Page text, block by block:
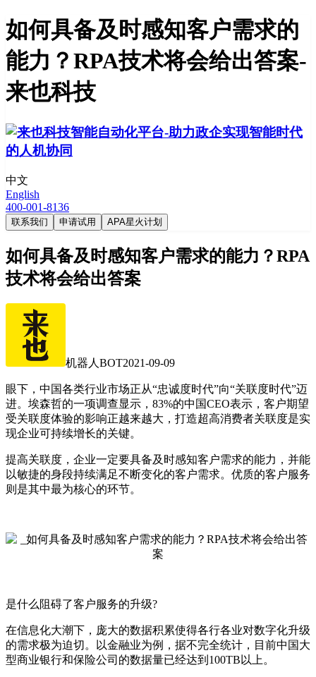
如何具备及时感知客户需求的
能力？RPA技术将会给出答案-
来也科技
中文
English
400-001-8136
联系我们 申请试用 APA星火计划
如何具备及时感知客户需求的能力？RPA
技术将会给出答案
机器人BOT2021-09-09
眼下，中国各类行业市场正从“忠诚度时代”向“关联度时代”迈
进。埃森哲的一项调查显示，83%的中国CEO表示，客户期望
受关联度体验的影响正越来越大，打造超高消费者关联度是实
现企业可持续增长的关键。
提高关联度，企业一定要具备及时感知客户需求的能力，并能
以敏捷的身段持续满足不断变化的客户需求。优质的客户服务
则是其中最为核心的环节。
是什么阻碍了客户服务的升级?
在信息化大潮下，庞大的数据积累使得各行各业对数字化升级
的需求极为迫切。以金融业为例，据不完全统计，目前中国大
型商业银行和保险公司的数据量已经达到100TB以上。